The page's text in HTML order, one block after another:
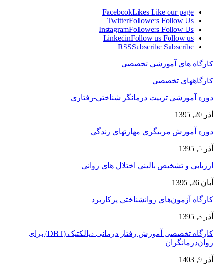
FacebookLikes Like our page
TwitterFollowers Follow Us
InstagramFollowers Follow Us
LinkedinFollow us Follow us
RSSSubscribe Subscribe
کارگاه های آموزشی تخصصی
کارگاههای تخصصی
دوره آموزشی تربیت درمانگر شناختی-رفتاری
آذر 20, 1395
دوره آموزش مربیگری مهارتهای زندگی
آذر 5, 1395
ارزیابی و تشخیص بالینی اختلال های روانی
آبان 26, 1395
کارگاه آزمون‌های روانشناختی پرکاربرد
آذر 3, 1395
کارگاه تخصصی آموزش رفتار درمانی دیالکتیک (DBT) برای
روان‌درمانگران
آذر 9, 1403